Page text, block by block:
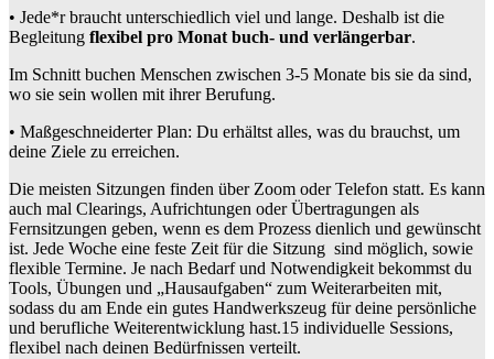
• Jede*r braucht unterschiedlich viel und lange. Deshalb ist die
Begleitung flexibel pro Monat buch- und verlängerbar.
Im Schnitt buchen Menschen zwischen 3-5 Monate bis sie da sind,
wo sie sein wollen mit ihrer Berufung.
• Maßgeschneiderter Plan: Du erhältst alles, was du brauchst, um
deine Ziele zu erreichen.
Die meisten Sitzungen finden über Zoom oder Telefon statt. Es kann
auch mal Clearings, Aufrichtungen oder Übertragungen als
Fernsitzungen geben, wenn es dem Prozess dienlich und gewünscht
ist. Jede Woche eine feste Zeit für die Sitzung sind möglich, sowie
flexible Termine. Je nach Bedarf und Notwendigkeit bekommst du
Tools, Übungen und „Hausaufgaben“ zum Weiterarbeiten mit,
sodass du am Ende ein gutes Handwerkszeug für deine persönliche
und berufliche Weiterentwicklung hast.15 individuelle Sessions,
flexibel nach deinen Bedürfnissen verteilt.